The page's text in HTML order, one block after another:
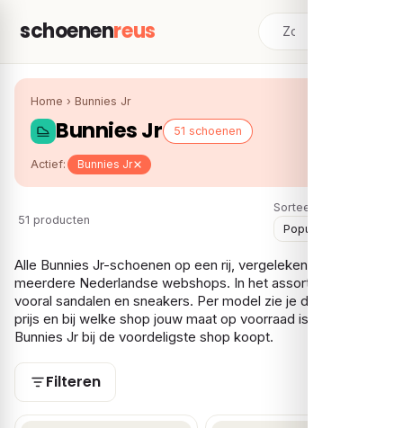
schoenenreus
Home › Bunnies Jr
Bunnies Jr 51 schoenen
Actief: Bunnies Jr
51 producten
Sorteer:
Alle Bunnies Jr-schoenen op een rij, vergeleken over
meerdere Nederlandse webshops. In het assortiment vind je
vooral sandalen en sneakers. Per model zie je de laagste
prijs en bij welke shop jouw maat op voorraad is, zodat je je
Bunnies Jr bij de voordeligste shop koopt.
Filteren